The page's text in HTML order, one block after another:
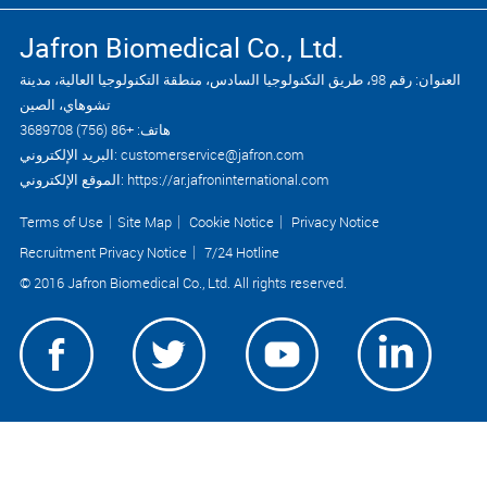
Jafron Biomedical Co., Ltd.
العنوان: رقم 98، طريق التكنولوجيا السادس، منطقة التكنولوجيا العالية، مدينة
تشوهاي، الصين
هاتف: +86 (756) 3689708
البريد الإلكتروني: customerservice@jafron.com
الموقع الإلكتروني: https://ar.jafroninternational.com
Terms of Use｜ Site Map｜ Cookie Notice｜ Privacy Notice
Recruitment Privacy Notice｜ 7/24 Hotline
© 2016 Jafron Biomedical Co., Ltd. All rights reserved.